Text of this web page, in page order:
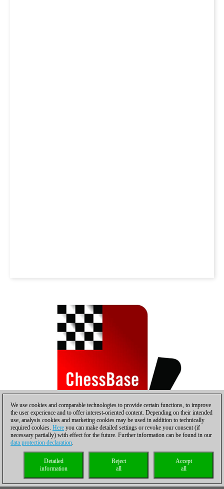
Harika Dronavalli | Foto: Karol Bartnik / FIDE
Kateryna Lagno vs. Valentina Gunina
We use cookies and comparable technologies to provide certain functions, to improve
the user experience and to offer interest-oriented content. Depending on their intended
use, analysis cookies and marketing cookies may be used in addition to technically
required cookies. Here you can make detailed settings or revoke your consent (if
necessary partially) with effect for the future. Further information can be found in our
data protection declaration.
Accept
all
Reject
all
Detailed
information